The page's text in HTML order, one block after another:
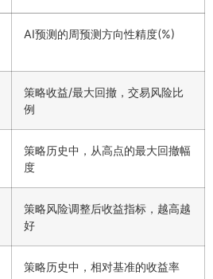
AI预测的周预测方向性精度(%)
策略收益/最大回撤，交易风险比
例
策略历史中，从高点的最大回撤幅
度
策略风险调整后收益指标，越高越
好
策略历史中，相对基准的收益率